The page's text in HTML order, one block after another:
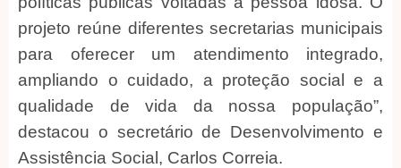
projeto reúne diferentes secretarias municipais
para oferecer um atendimento integrado,
ampliando o cuidado, a proteção social e a
qualidade de vida da nossa população”,
destacou o secretário de Desenvolvimento e
Assistência Social, Carlos Correia.